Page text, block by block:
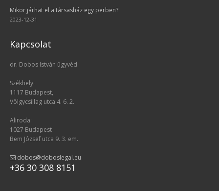
Mikor járhat el a társasház egy perben?
2023-12-31
Kapcsolat
dr. Dobos István ügyvéd
Székhely:
1117 Budapest,
Völgycsillag utca 4. 6. 2.
Aliroda:
1027 Budapest
Bem József utca 9. 3. em.
dobos@doboslegal.eu
+36 30 308 8151